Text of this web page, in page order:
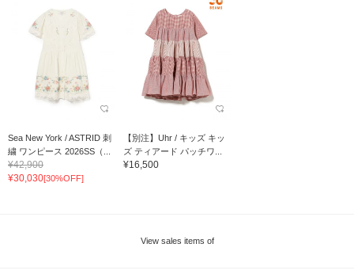
Sea New York / ASTRID 刺
繍 ワンピース 2026SS（...
¥42,900
¥30,030[30%OFF]
【別注】Uhr / キッズ キッ
ズ ティアード パッチワ...
¥16,500
View sales items of